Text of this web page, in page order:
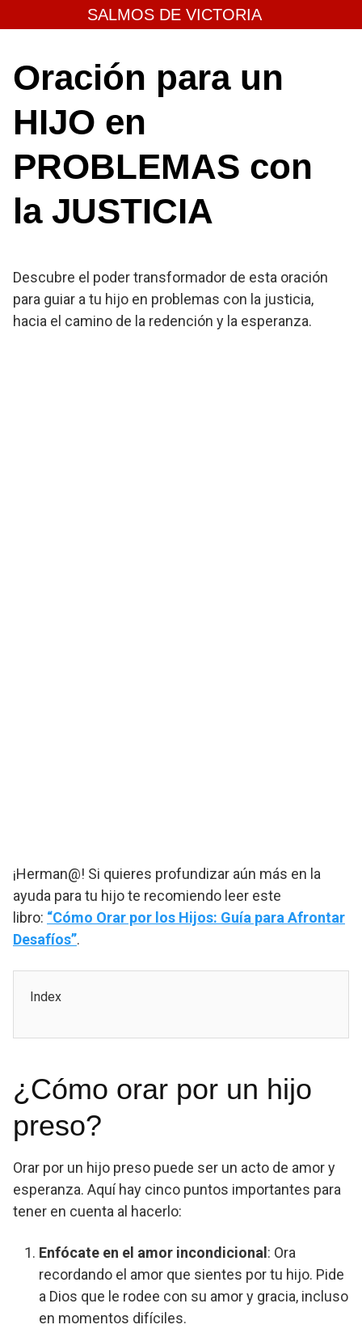
to
SALMOS DE VICTORIA
Oración para un
HIJO en
PROBLEMAS con
la JUSTICIA
Descubre el poder transformador de esta oración
para guiar a tu hijo en problemas con la justicia,
hacia el camino de la redención y la esperanza.
¡Herman@! Si quieres profundizar aún más en la
ayuda para tu hijo te recomiendo leer este
libro: “Cómo Orar por los Hijos: Guía para Afrontar
Desafíos”.
Index
¿Cómo orar por un hijo
preso?
Orar por un hijo preso puede ser un acto de amor y
esperanza. Aquí hay cinco puntos importantes para
tener en cuenta al hacerlo:
Enfócate en el amor incondicional : Ora
recordando el amor que sientes por tu hijo. Pide
a Dios que le rodee con su amor y gracia, incluso
en momentos difíciles.